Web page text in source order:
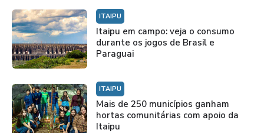
ITAIPU
Itaipu em campo: veja o consumo
durante os jogos de Brasil e
Paraguai
ITAIPU
Mais de 250 municípios ganham
hortas comunitárias com apoio da
Itaipu